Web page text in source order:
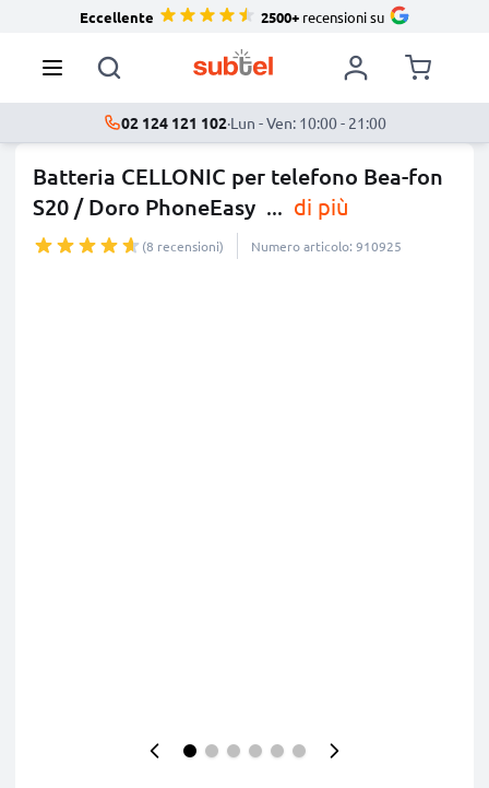
Eccellente 2500+recensioni su
02 124 121 102·Lun - Ven: 10:00 - 21:00
Batteria CELLONIC per telefono Bea-fon
S20 / Doro PhoneEasy ... di più
(8 recensioni) Numero articolo: 910925